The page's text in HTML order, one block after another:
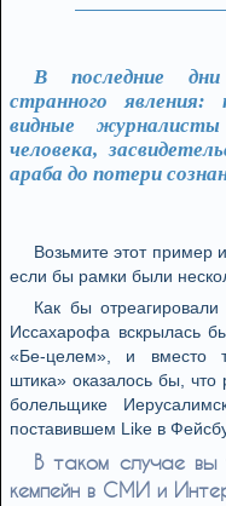
В последние
странного явления:
видные
человека,
араба до потери
Возьмите этот пример
если бы рамки были
Как бы
Иссахарофа вскрылась
«Бе-целем», и вместо
штика» оказалось бы,
болельщике
поставившем Like в
В таком случае вы
кемпейн в СМИ и